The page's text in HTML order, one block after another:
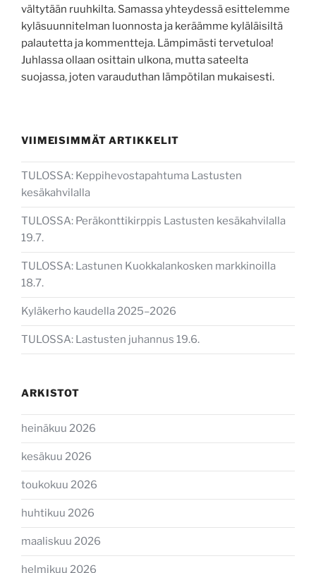
vältytään ruuhkilta. Samassa yhteydessä esittelemme
kyläsuunnitelman luonnosta ja keräämme kyläläisiltä
palautetta ja kommentteja. Lämpimästi tervetuloa!
Juhlassa ollaan osittain ulkona, mutta sateelta
suojassa, joten varauduthan lämpötilan mukaisesti.
VIIMEISIMMÄT ARTIKKELIT
TULOSSA: Keppihevostapahtuma Lastusten
kesäkahvilalla
TULOSSA: Peräkonttikirppis Lastusten kesäkahvilalla
19.7.
TULOSSA: Lastunen Kuokkalankosken markkinoilla
18.7.
Kyläkerho kaudella 2025–2026
TULOSSA: Lastusten juhannus 19.6.
ARKISTOT
heinäkuu 2026
kesäkuu 2026
toukokuu 2026
huhtikuu 2026
maaliskuu 2026
helmikuu 2026